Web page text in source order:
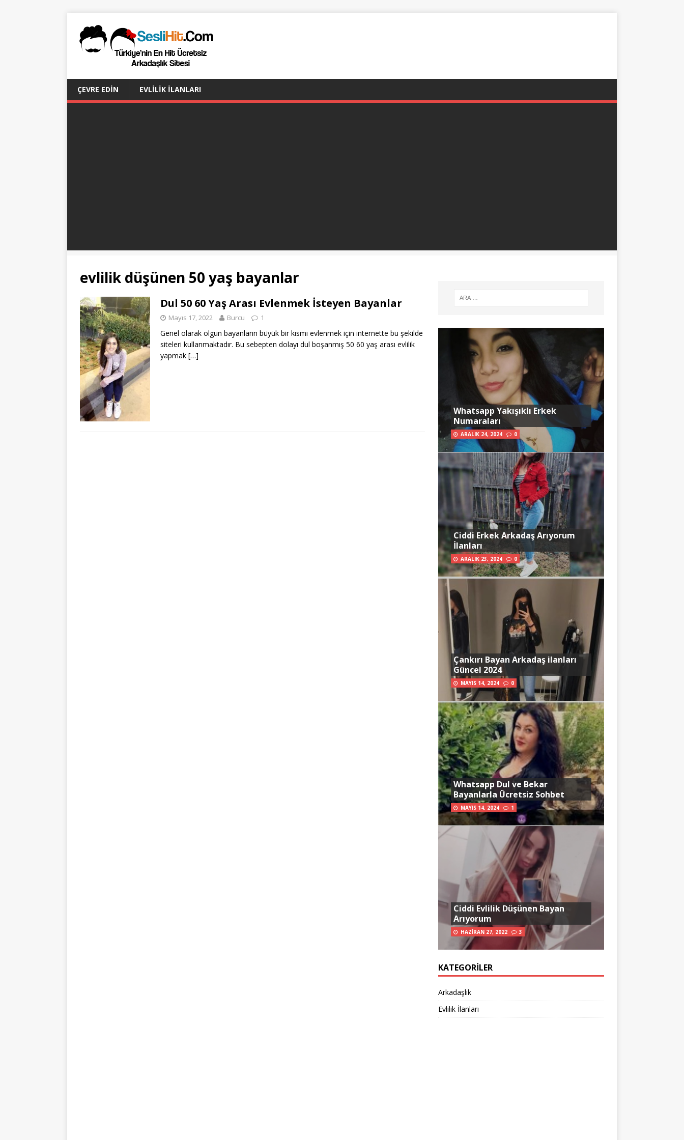
ÇEVRE EDIN EVLILIK İLANLARI
evlilik düşünen 50 yaş bayanlar
Dul 50 60 Yaş Arası Evlenmek İsteyen Bayanlar
Mayıs 17, 2022 Burcu 1
Genel olarak olgun bayanların büyük bir kısmı evlenmek için internette bu şekilde
siteleri kullanmaktadır. Bu sebepten dolayı dul boşanmış 50 60 yaş arası evlilik
yapmak […]
Whatsapp Yakışıklı Erkek
Numaraları
ARALIK 24, 2024 0
Ciddi Erkek Arkadaş Arıyorum
İlanları
ARALIK 23, 2024 0
Çankırı Bayan Arkadaş ilanları
Güncel 2024
MAYIS 14, 2024 0
Whatsapp Dul ve Bekar
Bayanlarla Ücretsiz Sohbet
MAYIS 14, 2024 1
Ciddi Evlilik Düşünen Bayan
Arıyorum
HAZIRAN 27, 2022 3
KATEGORILER
Arkadaşlık
Evlilik İlanları